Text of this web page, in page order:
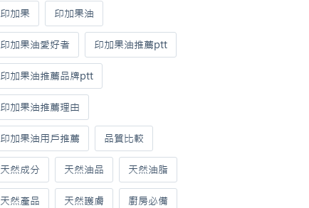
印加果 印加果油
印加果油愛好者 印加果油推薦ptt
印加果油推薦品牌ptt
印加果油推薦理由
印加果油用戶推薦 品質比較
天然成分 天然油品 天然油脂
天然產品 天然護膚 廚房必備